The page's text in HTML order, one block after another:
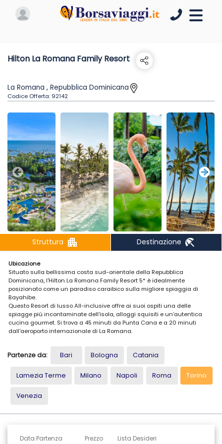
Hilton La Romana Family Resort
La Romana , Repubblica Dominicana
Codice Offerta: 92142
Struttura apartment Destinazione beach_access
Ubicazione
Situato sulla bellissima costa sud-orientale della Repubblica
Dominicana, l'Hilton La Romana Family Resort 5* è idealmente
posizionato come un paradiso caraibico sulla migliore spiaggia di
Bayahibe.
Questo Resort di lusso All-inclusive offre ai suoi ospiti una delle
spiagge più incontaminate dell’isola, alloggi squisiti e un’autentica
cucina gourmet. Si trova a 45 minuti da Punta Cana e a 20 minuti
dall'aeroporto internazionale di La Romana.
Le 412 camere di questo Resort si trovano all’interno di eleganti edifici
Durante il tuo soggiorno potrai alloggiare in una:
balcone con vista sui giardini, salottino, 1 letto King-Size, aria
telefono, bollitore per tè/caffè, asse e ferro da stiro, nonché un bagno
La capienza massima è di 2 adulti e 2 bambini.
Partenze da: Bari Bologna Catania
Lamezia Terme Milano Napoli Roma Torino
Venezia
Data Partenza Prezzo Lista Desideri